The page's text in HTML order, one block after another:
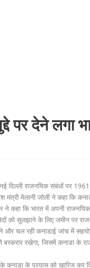
पर देने लगा
दिल्ली राजनयिक संबंधों पर 1961
मंत्री मेलानी जोली ने कहा कि
कहा कि भारत में अपनी
को सुलझाने के लिए जमीन पर
और चल रही कनाडाई जांच में
रखेगा, जिसमें कनाडा के
कनाडा के प्रयास को खारिज कर